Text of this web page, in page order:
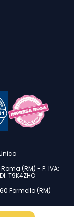
(RM) - P. IVA:
T9K4ZHO
Formello (RM)